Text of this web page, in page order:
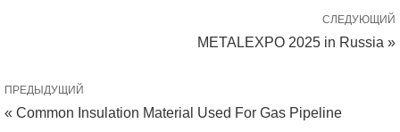
СЛЕДУЮЩИЙ
METALEXPO 2025 in Russia »
ПРЕДЫДУЩИЙ
« Common Insulation Material Used For Gas Pipeline